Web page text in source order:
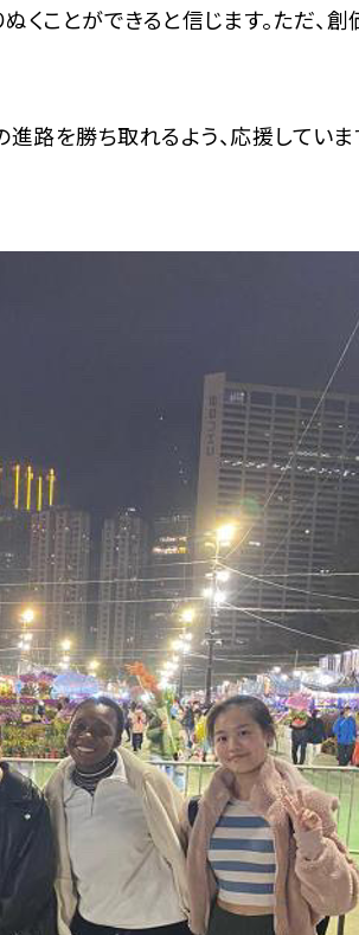
ことができると信じます。ただ、
路を勝ち取れるよう、応援しています